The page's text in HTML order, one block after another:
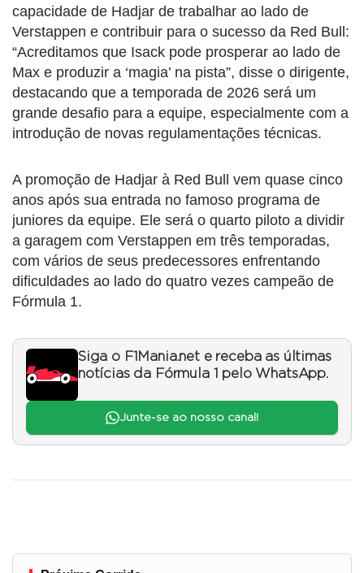
capacidade de Hadjar de trabalhar ao lado de
Verstappen e contribuir para o sucesso da Red Bull:
“Acreditamos que Isack pode prosperar ao lado de
Max e produzir a ‘magia’ na pista”, disse o dirigente,
destacando que a temporada de 2026 será um
grande desafio para a equipe, especialmente com a
introdução de novas regulamentações técnicas.
A promoção de Hadjar à Red Bull vem quase cinco
anos após sua entrada no famoso programa de
juniores da equipe. Ele será o quarto piloto a dividir
a garagem com Verstappen em três temporadas,
com vários de seus predecessores enfrentando
dificuldades ao lado do quatro vezes campeão de
Fórmula 1.
Siga o F1Mania.net e receba as últimas
notícias da Fórmula 1 pelo WhatsApp.
Junte-se ao nosso canal!